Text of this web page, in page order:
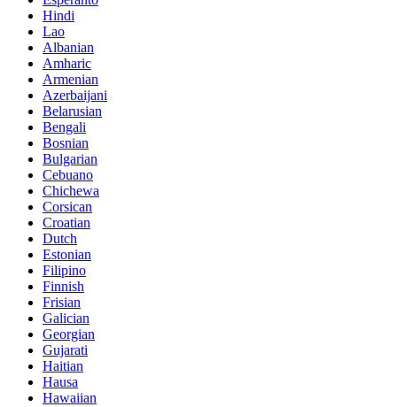
Hindi
Lao
Albanian
Amharic
Armenian
Azerbaijani
Belarusian
Bengali
Bosnian
Bulgarian
Cebuano
Chichewa
Corsican
Croatian
Dutch
Estonian
Filipino
Finnish
Frisian
Galician
Georgian
Gujarati
Haitian
Hausa
Hawaiian